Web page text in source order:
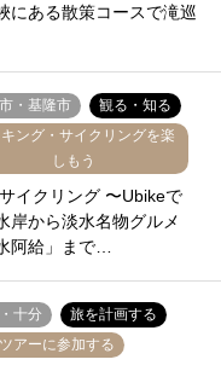
にある散策コースで滝巡
・基隆市
観る・知る
ング・サイクリングを楽
しもう
イクリング 〜Ubikeで
岸から淡水名物グルメ
阿給」まで…
十分
旅を計画する
アーに参加する